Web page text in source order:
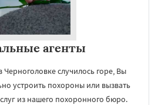
агенты
Черноголовке случилось горе, Вы
устроить похороны или вызвать
из нашего похоронного бюро.